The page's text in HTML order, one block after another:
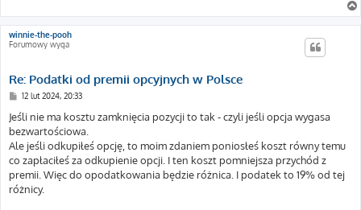
winnie-the-pooh
Forumowy wyga
Re: Podatki od premii opcyjnych w Polsce
P
s
t
12 lut 2024, 20:33
Jeśli nie ma kosztu zamknięcia pozycji to tak - czyli jeśli opcja wygasa
bezwartościowa.
Ale jeśli odkupiłeś opcję, to moim zdaniem poniosłeś koszt równy temu
co zapłaciłeś za odkupienie opcji. I ten koszt pomniejsza przychód z
premii. Więc do opodatkowania będzie różnica. I podatek to 19% od tej
różnicy.